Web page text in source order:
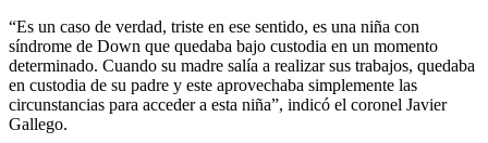
“Es un caso de verdad, triste en ese sentido, es una niña con
síndrome de Down que quedaba bajo custodia en un momento
determinado. Cuando su madre salía a realizar sus trabajos, quedaba
en custodia de su padre y este aprovechaba simplemente las
circunstancias para acceder a esta niña”, indicó el coronel Javier
Gallego.